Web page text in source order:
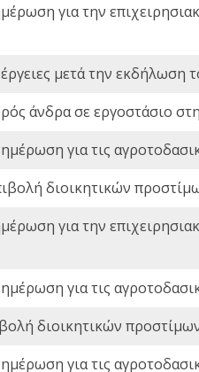
για την
μετά την εκδήλωση
άνδρα σε εργοστάσιο
για τις
διοικητικών
για την
για τις
διοικητικών
για τις